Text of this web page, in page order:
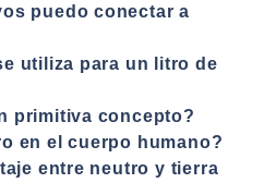
puedo conectar a
utiliza para un litro de
primitiva concepto?
en el cuerpo humano?
entre neutro y tierra